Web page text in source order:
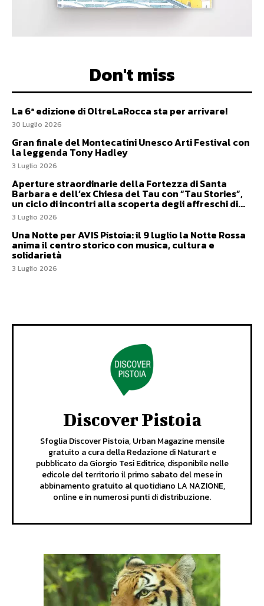
Don't miss
La 6ª edizione di OltreLaRocca sta per arrivare!
30 Luglio 2026
Gran finale del Montecatini Unesco Arti Festival con
la leggenda Tony Hadley
3 Luglio 2026
Aperture straordinarie della Fortezza di Santa
Barbara e dell’ex Chiesa del Tau con “Tau Stories”,
un ciclo di incontri alla scoperta degli affreschi di...
3 Luglio 2026
Una Notte per AVIS Pistoia: il 9 luglio la Notte Rossa
anima il centro storico con musica, cultura e
solidarietà
3 Luglio 2026
Discover Pistoia
Sfoglia Discover Pistoia, Urban Magazine mensile
gratuito a cura della Redazione di Naturart e
pubblicato da Giorgio Tesi Editrice, disponibile nelle
edicole del territorio il primo sabato del mese in
abbinamento gratuito al quotidiano LA NAZIONE,
online e in numerosi punti di distribuzione.